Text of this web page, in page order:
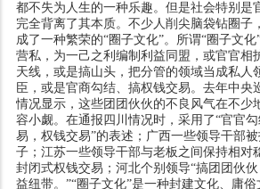
都不失为人生的一种乐趣。但是社会特别是
完全背离了其本质。不少人削尖脑袋钻圈子
成了一种繁荣的“圈子文化”。所谓“圈子文
营私，为一己之利编制利益同盟，或官官相
天线，或是搞山头，把分管的领域当成私人
臣，或是官商勾结、搞权钱交易。去年中央
情况显示，这些团团伙伙的不良风气在不少
容小觑。在通报四川情况时，采用了“官官
易，权钱交易”的表述；广西一些领导干部
子；江苏一些领导干部与老板之间保持相对
封闭式权钱交易；河北个别领导“搞团团伙
益纽带。”“圈子文化”是一种封建文化、庸